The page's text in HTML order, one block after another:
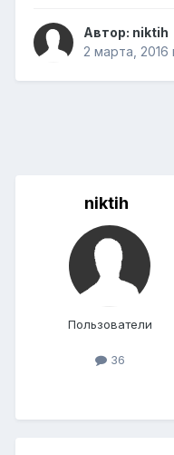
Автор: niktih
2 марта, 2016
niktih
Пользователи
36